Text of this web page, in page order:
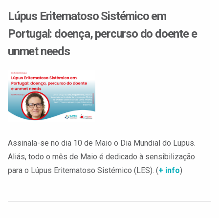
Lúpus Eritematoso Sistémico em
Portugal: doença, percurso do doente e
unmet needs
Assinala-se no dia 10 de Maio o Dia Mundial do Lupus.
Aliás, todo o mês de Maio é dedicado à sensibilização
para o Lúpus Eritematoso Sistémico (LES). (+ info)